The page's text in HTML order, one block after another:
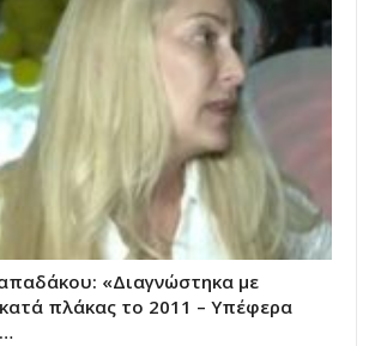
«Διαγνώστηκα με
πλάκας το 2011 – Υπέφερα